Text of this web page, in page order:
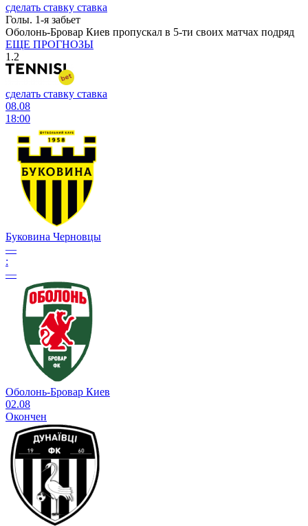
сделать ставку ставка
Голы. 1-я забьет
Оболонь-Бровар Киев пропускал в 5-ти своих матчах подряд
ЕЩЕ ПРОГНОЗЫ
1.2
сделать ставку ставка
08.08
18:00
Буковина Черновцы
—
:
—
Оболонь-Бровар Киев
02.08
Окончен